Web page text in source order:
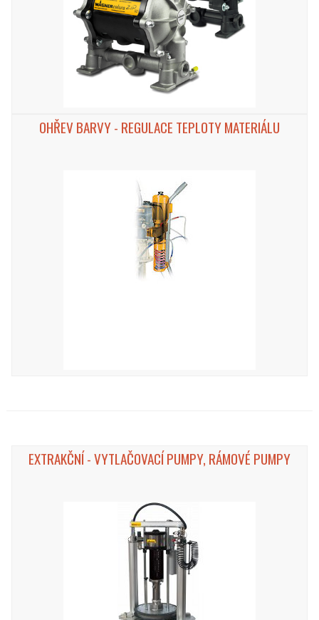
OHŘEV BARVY - REGULACE TEPLOTY MATERIÁLU
EXTRAKČNÍ - VYTLAČOVACÍ PUMPY, RÁMOVÉ PUMPY